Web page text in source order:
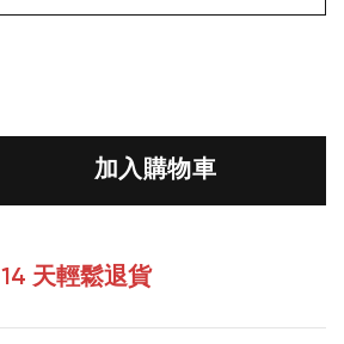
加入購物車
14 天輕鬆退貨